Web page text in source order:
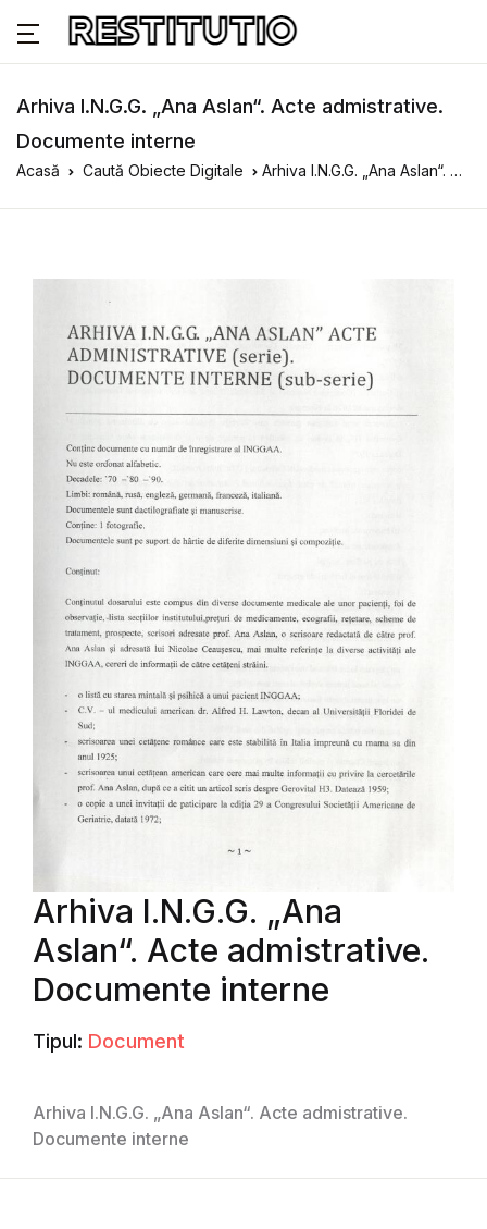
Arhiva I.N.G.G. „Ana Aslan“. Acte admistrative.
Documente interne
Acasă Caută Obiecte Digitale Arhiva I.N.G.G. „Ana Aslan“. Acte admistrative. Documente interne
Arhiva I.N.G.G. „Ana
Aslan“. Acte admistrative.
Documente interne
Tipul: Document
Arhiva I.N.G.G. „Ana Aslan“. Acte admistrative.
Documente interne